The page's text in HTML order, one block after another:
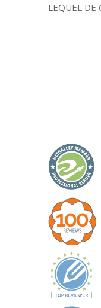
LEQUEL DE